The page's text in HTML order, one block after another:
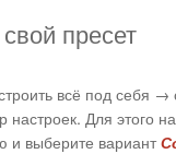
пресет
всё под себя →
настроек. Для этого
выберите вариант